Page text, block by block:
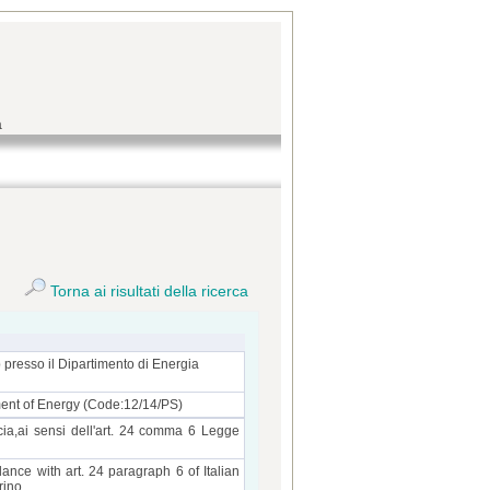
Torna ai risultati della ricerca
il Dipartimento di Energia
of Energy (Code:12/14/PS)
sensi dell'art. 24 comma 6 Legge
with art. 24 paragraph 6 of Italian